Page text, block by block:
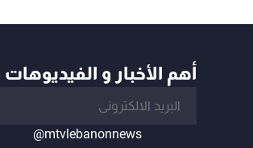
أهم الأخبار و
@mtvlebanonnews